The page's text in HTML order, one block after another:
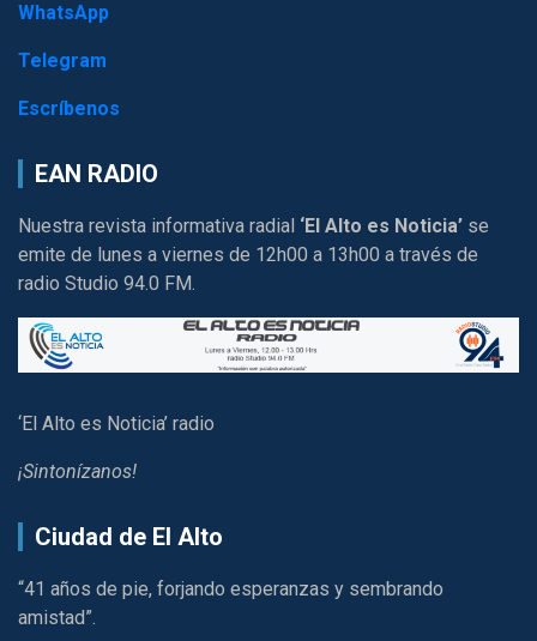
WhatsApp
Telegram
Escríbenos
EAN RADIO
Nuestra revista informativa radial ‘El Alto es Noticia’ se
emite de lunes a viernes de 12h00 a 13h00 a través de
radio Studio 94.0 FM.
‘El Alto es Noticia’ radio
¡Sintonízanos!
Ciudad de El Alto
“41 años de pie, forjando esperanzas y sembrando
amistad”.